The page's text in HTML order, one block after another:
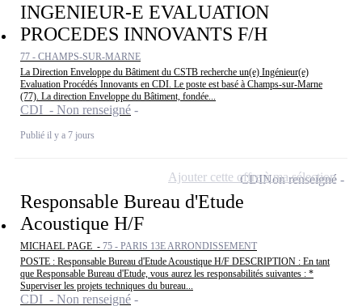
INGENIEUR-E EVALUATION
PROCEDES INNOVANTS F/H
77 - CHAMPS-SUR-MARNE
La Direction Enveloppe du Bâtiment du CSTB recherche un(e) Ingénieur(e)
Evaluation Procédés Innovants en CDI. Le poste est basé à Champs-sur-Marne
(77). La direction Enveloppe du Bâtiment, fondée...
CDI - Non renseigné
Publié il y a 7 jours
Responsable Bureau d'Etude
Acoustique H/F
MICHAEL PAGE - 75 - PARIS 13E ARRONDISSEMENT
POSTE : Responsable Bureau d'Etude Acoustique H/F DESCRIPTION : En tant
que Responsable Bureau d'Etude, vous aurez les responsabilités suivantes : *
Superviser les projets techniques du bureau...
CDI - Non renseigné
CDINon renseigné
Ajouter cette offre à ma sélection